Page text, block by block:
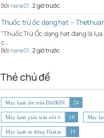
Bởinana01,2 giờ trước
Thuốc trừ ốc dạng hạt –
"Thuốc Trừ Ốc dạng hạt đang là
c…
Bởinana01,2 giờ trước
Thẻ chủ đề
Máy lạnh âm trần DAIKIN
24
Máy lạnh giấu trần nối ố
18 Máy
Máy lạnh tủ đứng Daikin
15